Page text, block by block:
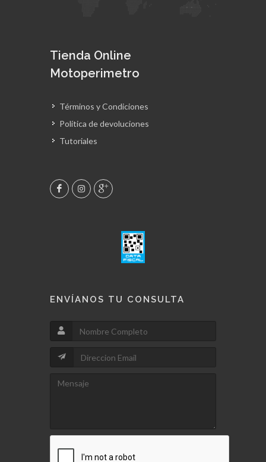
Tienda Online
Motoperimetro
Términos y Condiciones
Política de devoluciones
Tutoriales
ENVÍANOS TU CONSULTA